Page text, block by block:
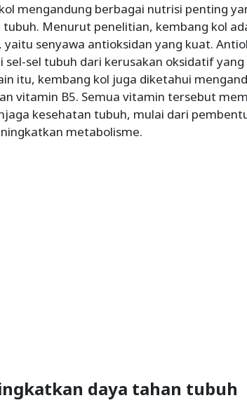
mengandung berbagai nutrisi penting
tubuh. Menurut penelitian, kembang kol
yaitu senyawa antioksidan yang kuat.
sel-sel tubuh dari kerusakan oksidatif
itu, kembang kol juga diketahui
vitamin B5. Semua vitamin tersebut
kesehatan tubuh, mulai dari
metabolisme.
daya tahan tubuh